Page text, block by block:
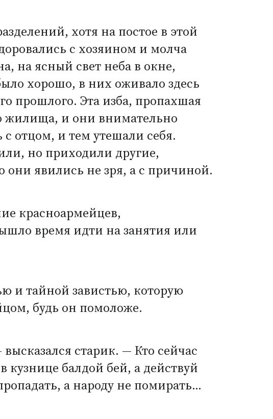
хотя на постое в этой
с хозяином и молча
на ясный свет неба в окне,
хорошо, в них оживало здесь
прошлого. Эта изба, пропахшая
жилища, и они внимательно
отцом, и тем утешали себя.
но приходили другие,
явились не зря, а с причиной.
красноармейцев,
время идти на занятия или
и тайной завистью, которую
будь он помоложе.
старик. — Кто сейчас
кузнице балдой бей, а действуй
а народу не помирать…